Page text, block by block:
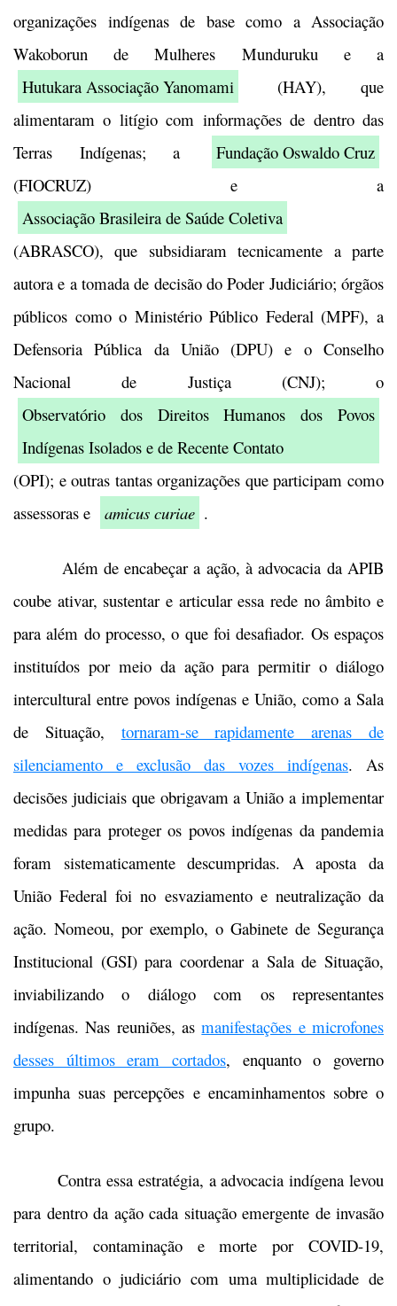
organizações indígenas de base como a Associação
Wakoborun de Mulheres Munduruku e a
Hutukara Associação Yanomami
(HAY), que
alimentaram o litígio com informações de dentro das
Terras Indígenas; a
Fundação Oswaldo Cruz
(FIOCRUZ) e a
Associação Brasileira de Saúde Coletiva
(ABRASCO), que subsidiaram tecnicamente a parte
autora e a tomada de decisão do Poder Judiciário; órgãos
públicos como o Ministério Público Federal (MPF), a
Defensoria Pública da União (DPU) e o Conselho
Nacional de Justiça (CNJ); o
Observatório dos Direitos Humanos dos Povos
Indígenas Isolados e de Recente Contato
(OPI); e outras tantas organizações que participam como
assessoras e
amicus curiae .
Além de encabeçar a ação, à advocacia da APIB
coube ativar, sustentar e articular essa rede no âmbito e
para além do processo, o que foi desafiador. Os espaços
instituídos por meio da ação para permitir o diálogo
intercultural entre povos indígenas e União, como a Sala
de Situação, tornaram-se rapidamente arenas de
silenciamento e exclusão das vozes indígenas. As
decisões judiciais que obrigavam a União a implementar
medidas para proteger os povos indígenas da pandemia
foram sistematicamente descumpridas. A aposta da
União Federal foi no esvaziamento e neutralização da
ação. Nomeou, por exemplo, o Gabinete de Segurança
Institucional (GSI) para coordenar a Sala de Situação,
inviabilizando o diálogo com os representantes
indígenas. Nas reuniões, asmanifestações e microfones
desses últimos eram cortados, enquanto o governo
impunha suas percepções e encaminhamentos sobre o
grupo.
Contra essa estratégia, a advocacia indígena levou
para dentro da ação cada situação emergente de invasão
territorial, contaminação e morte por COVID-19,
alimentando o judiciário com uma multiplicidade de